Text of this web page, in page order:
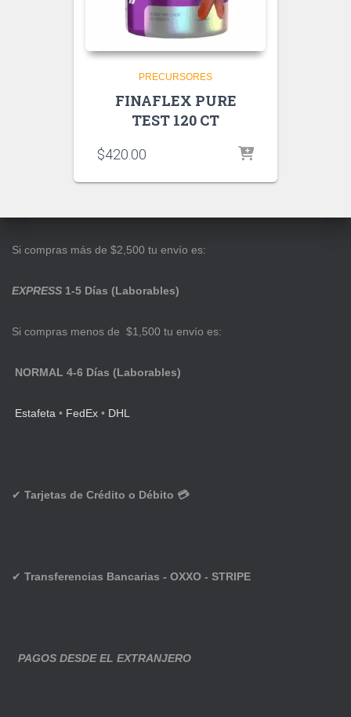
PRECURSORES
FINAFLEX PURE
TEST 120 CT
$420.00
Si compras más de $2,500 tu envío es:
EXPRESS 1-5 Días (Laborables)
Si compras menos de $1,500 tu envío es:
NORMAL 4-6 Días (Laborables)
Estafeta • FedEx • DHL
✔ Tarjetas de Crédito o Débito 💳
✔ Transferencias Bancarias - OXXO - STRIPE
PAGOS DESDE EL EXTRANJERO